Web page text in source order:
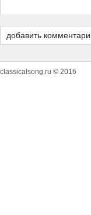
classicalsong.ru © 2016